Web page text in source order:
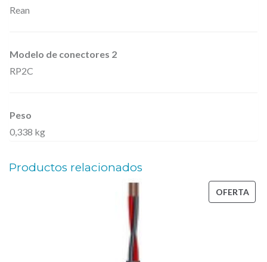
o
6
m
t
r
s
Rean
Modelo de conectores 2
RP2C
Peso
0,338 kg
Productos relacionados
OFERTA